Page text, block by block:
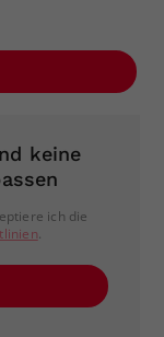
keine
ich die
.